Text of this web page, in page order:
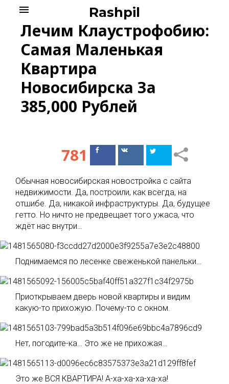
content
Rashpil
menu
Лечим Клаустрофобию:
Самая Маленькая
Квартира
Новосибирска За
385,000 Рублей
781
ПоделитьсяПоделиться
Обычная новосибирская новостройка с сайта
недвижимости. Да, построили, как всегда, на
отшибе. Да, никакой инфраструктуры. Да, будущее
гетто. Но ничто не предвещает того ужаса, что
ждёт нас внутри…
Поднимаемся по лесенке свеженькой панельки…
Приоткрываем дверь новой квартиры и видим
какую-то прихожую. Почему-то с окном.
Нет, погодите-ка… Это же не прихожая…
Это же ВСЯ КВАРТИРА! А-ха-ха-ха-ха-ха!